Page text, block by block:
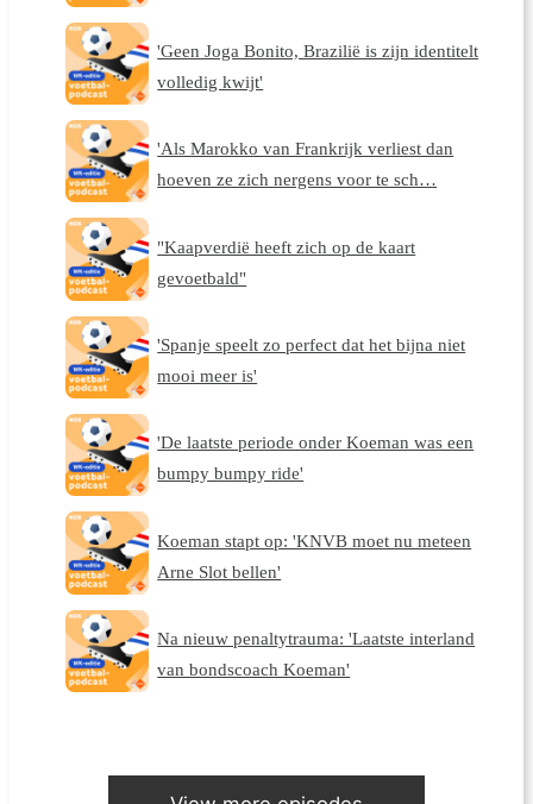
'Geen Joga Bonito, Brazilië is zijn identitelt
volledig kwijt'
'Als Marokko van Frankrijk verliest dan
hoeven ze zich nergens voor te sch…
"Kaapverdië heeft zich op de kaart
gevoetbald"
'Spanje speelt zo perfect dat het bijna niet
mooi meer is'
'De laatste periode onder Koeman was een
bumpy bumpy ride'
Koeman stapt op: 'KNVB moet nu meteen
Arne Slot bellen'
Na nieuw penaltytrauma: 'Laatste interland
van bondscoach Koeman'